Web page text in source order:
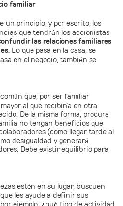
familiar
un principio, y por escrito, los
que tendrán los accionistas
las relaciones familiares
Lo que pasa en la casa, se
en el negocio, también se
que, por ser familiar
al que recibiría en otra
De la misma forma, procura
no tengan beneficios que
(como llegar tarde al
desigualdad y generará
Debe existir equilibrio para
estén en su lugar, busquen
les ayude a definir sus
ejemplo: ¿qué tipo de actividad